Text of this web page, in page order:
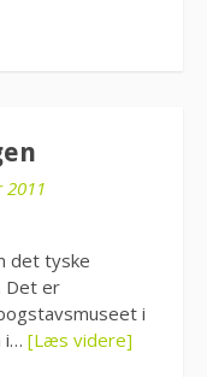
2011
det tyske
Det er
i
i… [Læs videre]